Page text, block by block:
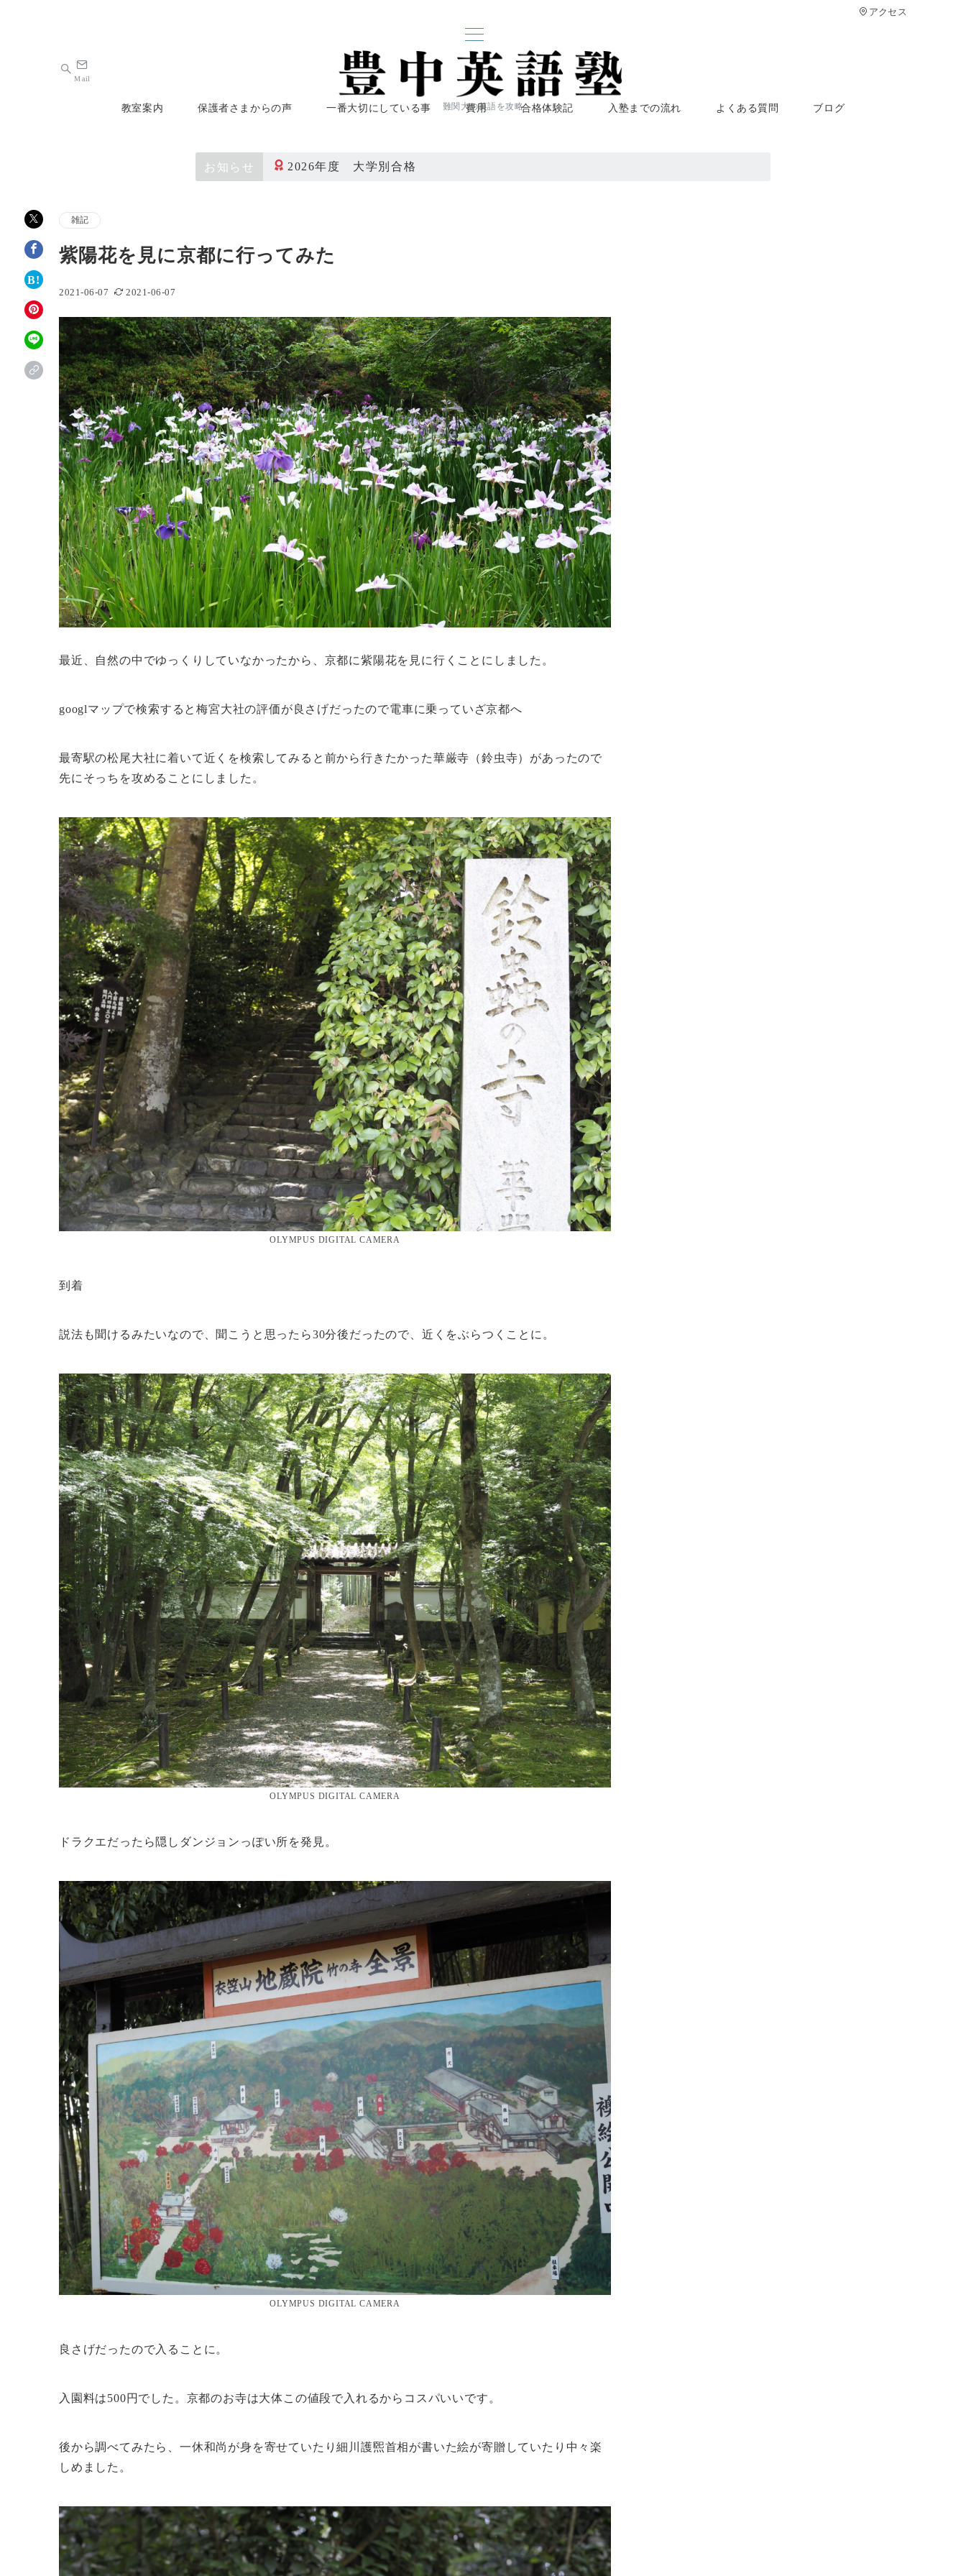
アクセス
難関大の英語を攻略
Mail
教室案内 保護者さまからの声 一番大切にしている事 費用 合格体験記 入塾までの流れ よくある質問 ブログ
お知らせ 2026年度 大学別合格
雑記
紫陽花を見に京都に行ってみた
2021-06-07 2021-06-07
最近、自然の中でゆっくりしていなかったから、京都に紫陽花を見に行くことにしました。
googlマップで検索すると梅宮大社の評価が良さげだったので電車に乗っていざ京都へ
最寄駅の松尾大社に着いて近くを検索してみると前から行きたかった華厳寺（鈴虫寺）があったので
先にそっちを攻めることにしました。
OLYMPUS DIGITAL CAMERA
到着
説法も聞けるみたいなので、聞こうと思ったら30分後だったので、近くをぶらつくことに。
OLYMPUS DIGITAL CAMERA
ドラクエだったら隠しダンジョンっぽい所を発見。
OLYMPUS DIGITAL CAMERA
良さげだったので入ることに。
入園料は500円でした。京都のお寺は大体この値段で入れるからコスパいいです。
後から調べてみたら、一休和尚が身を寄せていたり細川護煕首相が書いた絵が寄贈していたり中々楽
しめました。
CONTACT
お問い合わせ
問い合わせ
問い合わせ